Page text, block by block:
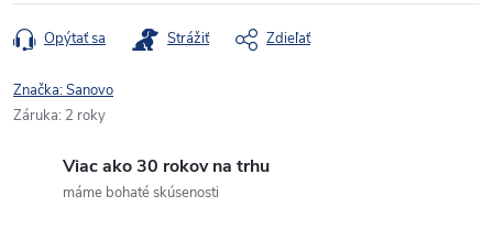
Opýtať sa Strážiť Zdieľať
Značka:Sanovo
Záruka: 2 roky
Viac ako 30 rokov na trhu
máme bohaté skúsenosti